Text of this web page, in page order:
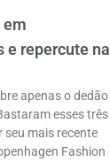
em
e repercute na
apenas o dedão
esses três
seu mais recente
Fashion